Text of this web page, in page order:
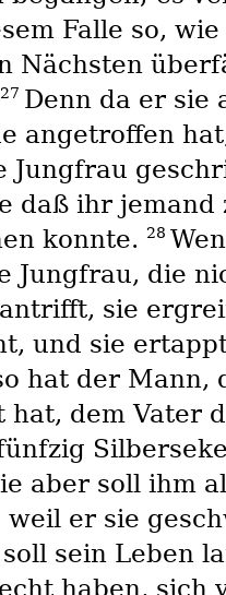
Falle so, wie
Nächsten
27 Denn da er sie
angetroffen
Jungfrau
daß ihr jemand
konnte. 28
Jungfrau, die
sie
und sie
hat der Mann,
hat, dem Vater
aber soll ihm
weil er sie
sein Leben
haben, sich